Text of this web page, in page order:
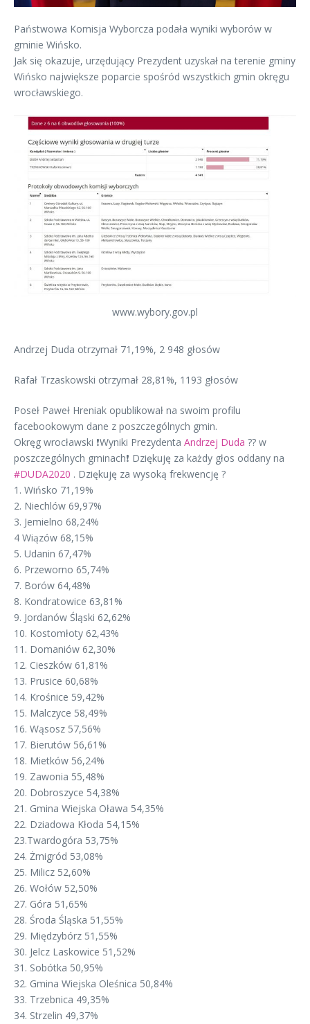
Państwowa Komisja Wyborcza podała wyniki wyborów w
gminie Wińsko.
Jak się okazuje, urzędujący Prezydent uzyskał na terenie gminy
Wińsko największe poparcie spośród wszystkich gmin okręgu
wrocławskiego.
www.wybory.gov.pl
Andrzej Duda otrzymał 71,19%, 2 948 głosów
Rafał Trzaskowski otrzymał 28,81%, 1193 głosów
Poseł Paweł Hreniak opublikował na swoim profilu
facebookowym dane z poszczególnych gmin.
Okręg wrocławski ❗Wyniki Prezydenta Andrzej Duda ?? w
poszczególnych gminach❗ Dziękuję za każdy głos oddany na
#DUDA2020 . Dziękuję za wysoką frekwencję ?
1. Wińsko 71,19%
2. Niechlów 69,97%
3️. Jemielno 68,24%
4️ Wiązów 68,15%
5️. Udanin 67,47%
6️. Przeworno 65,74%
7️. Borów 64,48%
8️. Kondratowice 63,81%
9️. Jordanów Śląski 62,62%
1️0. Kostomłoty 62,43%
1️1. Domaniów 62,30%
12. Cieszków 61,81%
13. Prusice 60,68%
1️4. Krośnice 59,42%
15. Malczyce 58,49%
16. Wąsosz 57,56%
17. Bierutów 56,61%
18. Mietków 56,24%
19. Zawonia 55,48%
20. Dobroszyce 54,38%
21. Gmina Wiejska Oława 54,35%
22. Dziadowa Kłoda 54,15%
23.Twardogóra 53,75%
24. Żmigród 53,08%
25. Milicz 52,60%
26. Wołów 52,50%
2️7. Góra 51,65%
2️8. Środa Śląska 51,55%
2️9. Międzybórz 51,55%
3️0. Jelcz Laskowice 51,52%
3️1. Sobótka 50,95%
3️2. Gmina Wiejska Oleśnica 50,84%
3️3. Trzebnica 49,35%
3️4. Strzelin 49,37%